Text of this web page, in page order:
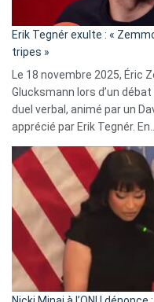
Erik Tegnér exulte : «
tripes »
Le 18 novembre 2025, Éric
Glucksmann lors d’un
duel verbal, animé par un
apprécié par Erik Tegnér. En…